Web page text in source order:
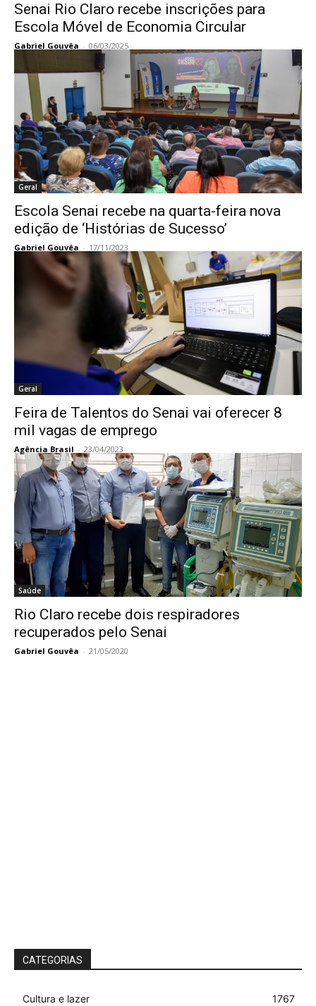
Senai Rio Claro recebe inscrições para
Escola Móvel de Economia Circular
Gabriel Gouvêa - 06/03/2025
Geral
Escola Senai recebe na quarta-feira nova
edição de ‘Histórias de Sucesso’
Gabriel Gouvêa - 17/11/2023
Geral
Feira de Talentos do Senai vai oferecer 8
mil vagas de emprego
Agência Brasil - 23/04/2023
Saúde
Rio Claro recebe dois respiradores
recuperados pelo Senai
Gabriel Gouvêa - 21/05/2020
CATEGORIAS
Cultura e lazer 1767